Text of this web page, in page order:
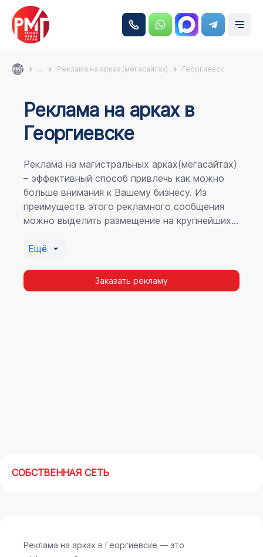
... Реклама на арках (мегасайтах) Георгиевск
Реклама на аркаx в
Георгиевске
Реклама на магистральных арках(мегасайтах)
– эффективный способ привлечь как можно
больше внимания к Вашему бизнесу. Из
преимуществ этого рекламного сообщения
можно выделить размещение на крупнейших
пешеходному потоку расположение в прямой
повторных контактов.
Ещё
Заказать рекламу
СОБСТВЕННАЯ СЕТЬ
Реклама на арках в Георгиевске — это